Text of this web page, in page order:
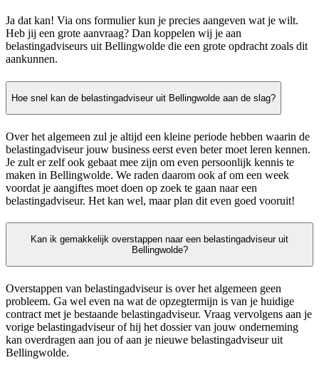
Ja dat kan! Via ons formulier kun je precies aangeven wat je wilt.
Heb jij een grote aanvraag? Dan koppelen wij je aan
belastingadviseurs uit Bellingwolde die een grote opdracht zoals dit
aankunnen.
Hoe snel kan de belastingadviseur uit Bellingwolde aan de slag?
Over het algemeen zul je altijd een kleine periode hebben waarin de
belastingadviseur jouw business eerst even beter moet leren kennen.
Je zult er zelf ook gebaat mee zijn om even persoonlijk kennis te
maken in Bellingwolde. We raden daarom ook af om een week
voordat je aangiftes moet doen op zoek te gaan naar een
belastingadviseur. Het kan wel, maar plan dit even goed vooruit!
Kan ik gemakkelijk overstappen naar een belastingadviseur uit
Bellingwolde?
Overstappen van belastingadviseur is over het algemeen geen
probleem. Ga wel even na wat de opzegtermijn is van je huidige
contract met je bestaande belastingadviseur. Vraag vervolgens aan je
vorige belastingadviseur of hij het dossier van jouw onderneming
kan overdragen aan jou of aan je nieuwe belastingadviseur uit
Bellingwolde.